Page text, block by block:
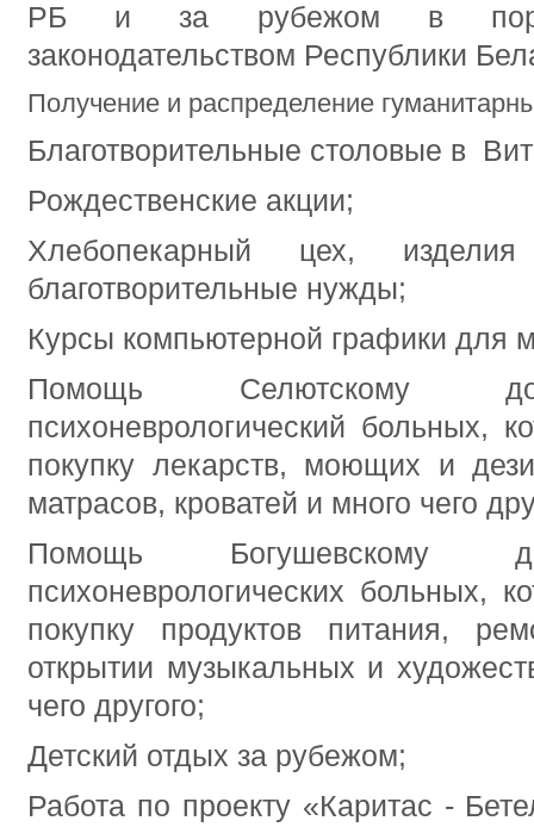
РБ и за рубежом в
законодательством Республики
Получение и распределение
Благотворительные столовые в
Рождественские акции;
Хлебопекарный цех,
благотворительные нужды;
Курсы компьютерной графики для
Помощь Селютскому
психоневрологический больных,
покупку лекарств, моющих и
матрасов, кроватей и много чего
Помощь Богушевскому
психоневрологических больных,
покупку продуктов питания,
открытии музыкальных и
чего другого;
Детский отдых за рубежом;
Работа по проекту «Каритас -